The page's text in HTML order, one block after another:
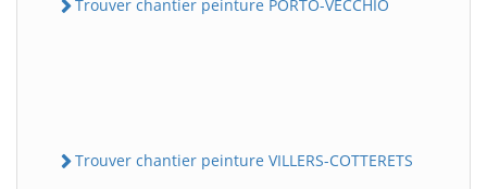
Trouver chantier peinture PORTO-VECCHIO
Trouver chantier peinture VILLERS-COTTERETS